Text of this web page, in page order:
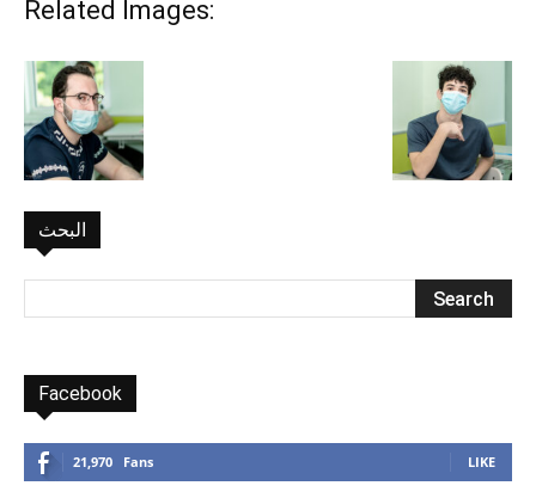
Related Images:
البحث
Facebook
21,970 Fans LIKE